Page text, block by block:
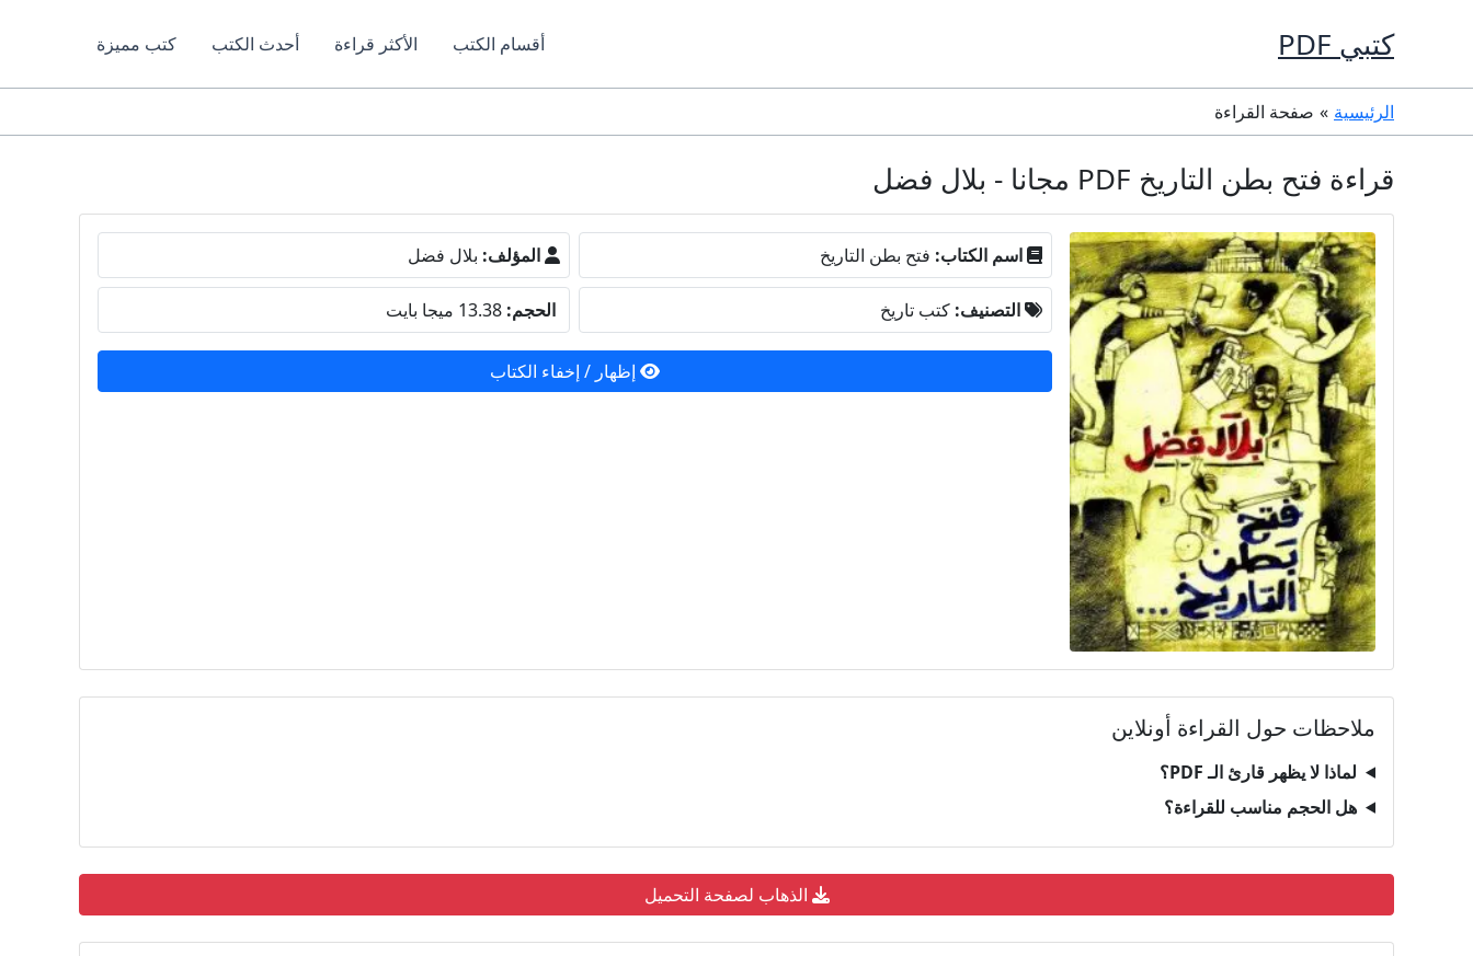
كتبي PDF أقسام الكتب الأكثر قراءة أحدث الكتب كتب مميزة
الرئيسية صفحة القراءة
قراءة فتح بطن التاريخ PDF مجانا - بلال فضل
اسم الكتاب: فتح بطن التاريخ المؤلف: بلال فضل
التصنيف: كتب تاريخ الحجم:
إظهار / إخفاء الكتاب
ملاحظات حول القراءة أونلاين
لماذا لا يظهر قارئ الـ PDF؟
هل الحجم مناسب للقراءة؟
الذهاب لصفحة التحميل